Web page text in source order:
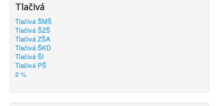
Tlačivá
Tlačivá ŠMŠ
Tlačivá ŠZŠ
Tlačivá ZŠA
Tlačivá ŠKD
Tlačivá ŠI
Tlačivá PŠ
2 %